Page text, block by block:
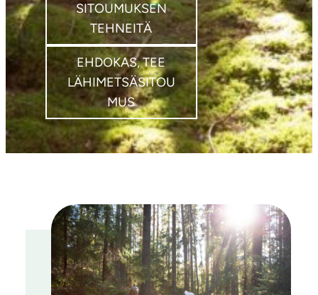
SITOUMUKSEN
TEHNEITÄ
EHDOKAS, TEE
LÄHIMETSÄSITOU
MUS